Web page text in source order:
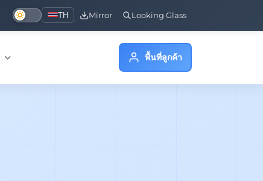
TH Mirror Looking Glass
พื้นที่ลูกค้า